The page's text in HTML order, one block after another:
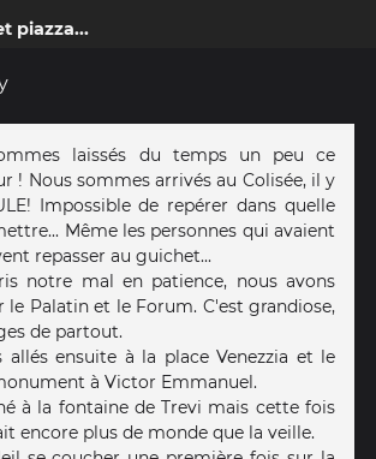
piazza...
laissés du temps un peu ce
! Nous sommes arrivés au Colisée, il y
Impossible de repérer dans quelle
Même les personnes qui avaient
repasser au guichet...
notre mal en patience, nous avons
le Palatin et le Forum. C'est grandiose,
de partout.
allés ensuite à la place Venezzia et le
à Victor Emmanuel.
à la fontaine de Trevi mais cette fois
encore plus de monde que la veille.